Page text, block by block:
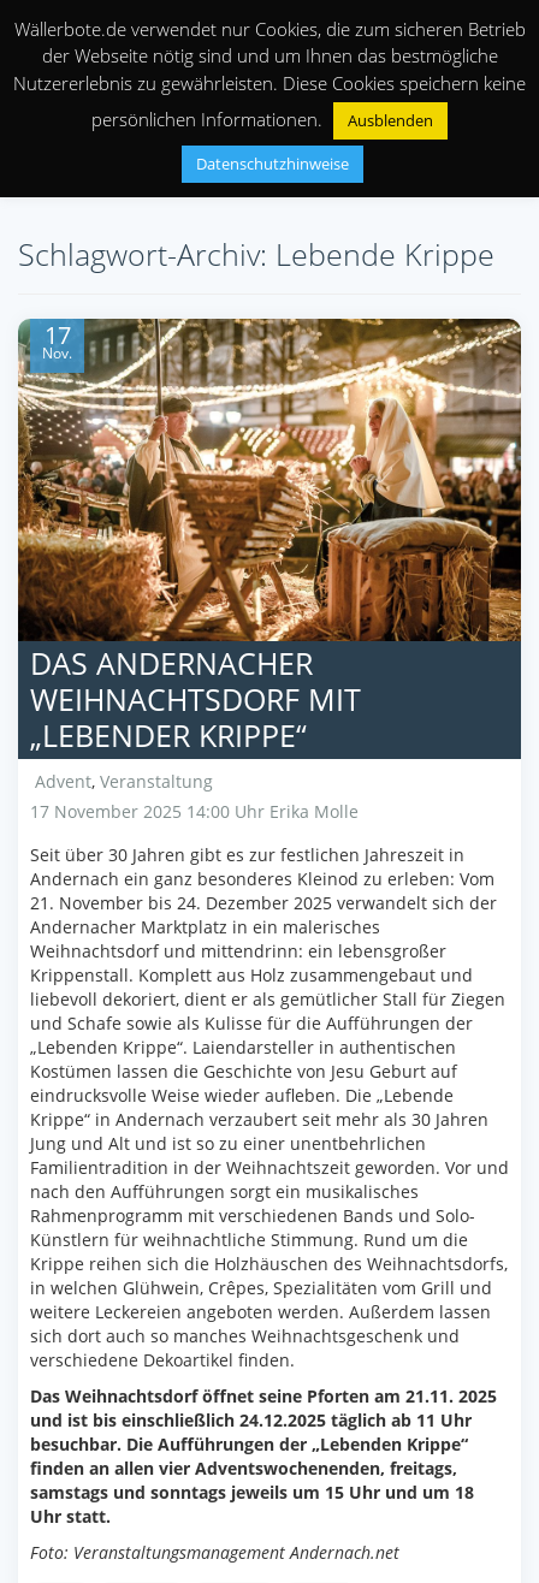
Schlagwort-Archiv: Lebende Krippe
17
Nov.
DAS ANDERNACHER
WEIHNACHTSDORF MIT
„LEBENDER KRIPPE“
Advent, Veranstaltung
17 November 2025 14:00 Uhr Erika Molle
Seit über 30 Jahren gibt es zur festlichen Jahreszeit in
Andernach ein ganz besonderes Kleinod zu erleben: Vom
21. November bis 24. Dezember 2025 verwandelt sich der
Andernacher Marktplatz in ein malerisches
Weihnachtsdorf und mittendrinn: ein lebensgroßer
Krippenstall. Komplett aus Holz zusammengebaut und
liebevoll dekoriert, dient er als gemütlicher Stall für Ziegen
und Schafe sowie als Kulisse für die Aufführungen der
„Lebenden Krippe“. Laiendarsteller in authentischen
Kostümen lassen die Geschichte von Jesu Geburt auf
eindrucksvolle Weise wieder aufleben. Die „Lebende
Krippe“ in Andernach verzaubert seit mehr als 30 Jahren
Jung und Alt und ist so zu einer unentbehrlichen
Familientradition in der Weihnachtszeit geworden. Vor und
nach den Aufführungen sorgt ein musikalisches
Rahmenprogramm mit verschiedenen Bands und Solo-
Künstlern für weihnachtliche Stimmung. Rund um die
Krippe reihen sich die Holzhäuschen des Weihnachtsdorfs,
in welchen Glühwein, Crêpes, Spezialitäten vom Grill und
weitere Leckereien angeboten werden. Außerdem lassen
sich dort auch so manches Weihnachtsgeschenk und
verschiedene Dekoartikel finden.
Das Weihnachtsdorf öffnet seine Pforten am 21.11. 2025
und ist bis einschließlich 24.12.2025 täglich ab 11 Uhr
besuchbar. Die Aufführungen der „Lebenden Krippe“
finden an allen vier Adventswochenenden, freitags,
samstags und sonntags jeweils um 15 Uhr und um 18
Uhr statt.
Foto: Veranstaltungsmanagement Andernach.net
Wällerbote.de verwendet nur Cookies, die zum sicheren Betrieb
der Webseite nötig sind und um Ihnen das bestmögliche
Nutzererlebnis zu gewährleisten. Diese Cookies speichern keine
persönlichen Informationen.
Ausblenden
Datenschutzhinweise